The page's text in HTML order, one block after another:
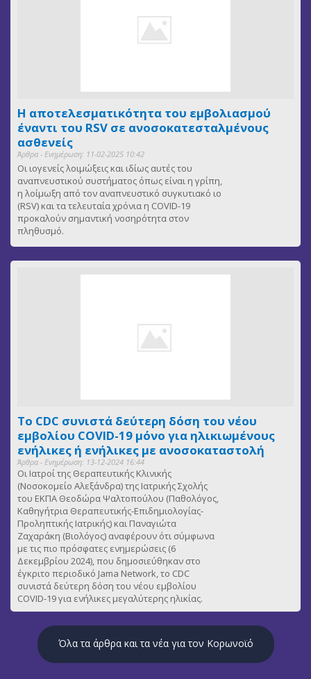
Η αποτελεσματικότητα του εμβολιασμού
έναντι του RSV σε ανοσοκατεσταλμένους
ασθενείς
Άρθρα - Ενημέρωση: 11-02-2025 10:42
Οι ιογενείς λοιμώξεις και ιδίως αυτές του
αναπνευστικού συστήματος όπως είναι η γρίπη,
η λοίμωξη από τον αναπνευστικό συγκυτιακό ιο
(RSV) και τα τελευταία χρόνια η COVID-19
προκαλούν σημαντική νοσηρότητα στον
πληθυσμό.
Το CDC συνιστά δεύτερη δόση του νέου
εμβολίου COVID-19 μόνο για ηλικιωμένους
ενήλικες ή ενήλικες με ανοσοκαταστολή
Άρθρα - Ενημέρωση: 13-12-2024 16:44
Οι Ιατροί της Θεραπευτικής Κλινικής
(Νοσοκομείο Αλεξάνδρα) της Ιατρικής Σχολής
του ΕΚΠΑ Θεοδώρα Ψαλτοπούλου (Παθολόγος,
Καθηγήτρια Θεραπευτικής-Επιδημιολογίας-
Προληπτικής Ιατρικής) και Παναγιώτα
Ζαχαράκη (Βιολόγος) αναφέρουν ότι σύμφωνα
με τις πιο πρόσφατες ενημερώσεις (6
Δεκεμβρίου 2024), που δημοσιεύθηκαν στο
έγκριτο περιοδικό Jama Network, το CDC
συνιστά δεύτερη δόση του νέου εμβολίου
COVID-19 για ενήλικες μεγαλύτερης ηλικίας.
Όλα τα άρθρα και τα νέα για τον Κορωνοϊό